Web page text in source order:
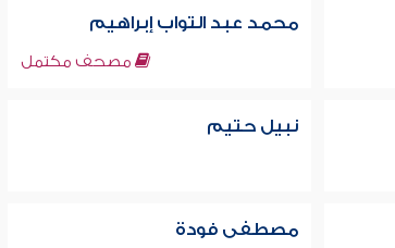
محمد عبد التواب إبراهيم
مصحف مكتمل
نبيل حتيم
مصطفى فودة